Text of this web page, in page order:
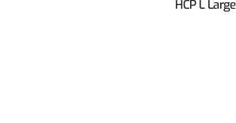
HCP L